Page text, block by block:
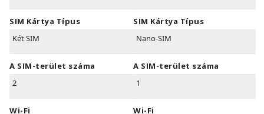
SIM Kártya Típus
Két SIM
A SIM-terület száma
2
Wi-Fi
SIM Kártya Típus
Nano-SIM
A SIM-terület száma
1
Wi-Fi